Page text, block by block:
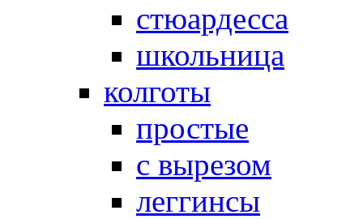
стюардесса
школьница
колготы
простые
с вырезом
леггинсы